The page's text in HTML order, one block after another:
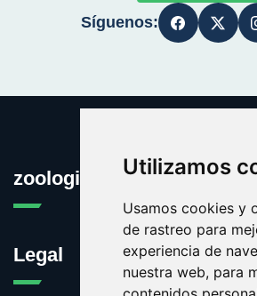
Utilizamos
Usamos cookies y
de rastreo para
experiencia de
nuestra web, para
Síguenos:
zoologia.es
Legal